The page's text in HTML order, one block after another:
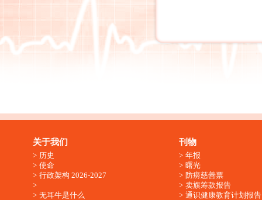
关于我们
历史
使命
行政架构 2026-2027
无耳牛是什么
刊物
年报
曙光
防痨慈善票
卖旗筹款报告
通识健康教育计划报告